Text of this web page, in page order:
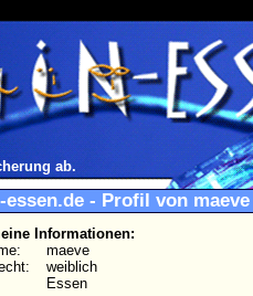
ab.
essen.de - Profil von maeve
Informationen:
maeve
weiblich
Essen